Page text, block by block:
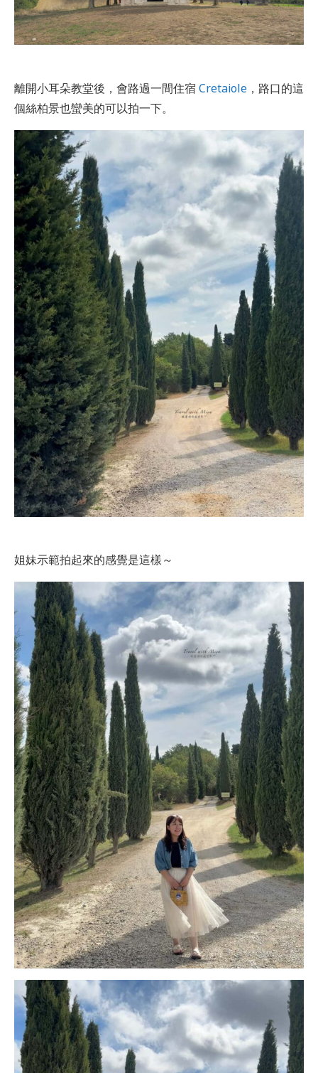
離開小耳朵教堂後，會路過一間住宿 Cretaiole ，路口的這
個絲柏景也蠻美的可以拍一下。
姐妹示範拍起來的感覺是這樣～